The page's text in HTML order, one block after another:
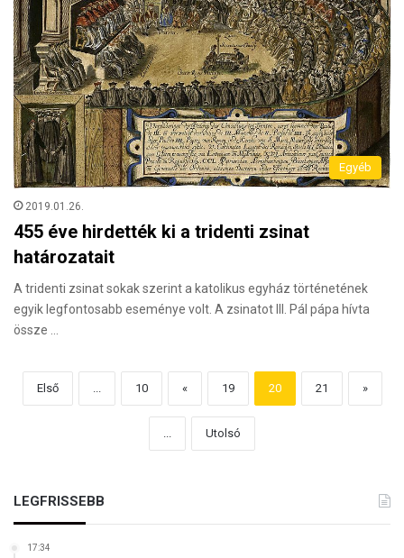
Egyéb
2019.01.26.
455 éve hirdették ki a tridenti zsinat
határozatait
A tridenti zsinat sokak szerint a katolikus egyház történetének
egyik legfontosabb eseménye volt. A zsinatot III. Pál pápa hívta
össze …
Első ... 10 « 19 20 21 »
... Utolsó
LEGFRISSEBB
17:34